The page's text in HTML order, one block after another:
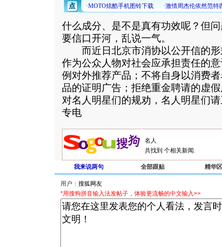
什么成分、是不是真有功效呢？但
要信口开河，乱说一气。
而近日北京市消协以公开信的形
作为公众人物对社会应承担责任的
例对外推荐产品；不将自身以消费
品的证明广告；拒绝重金聘请的虚
对名人明星们的规劝，名人明星们
专电
共找到 个相关新闻.
我来说两句 全部跟贴 精华区
用户：
*用搜狗拼音输入法发帖子，体验更流畅的中文输入>>